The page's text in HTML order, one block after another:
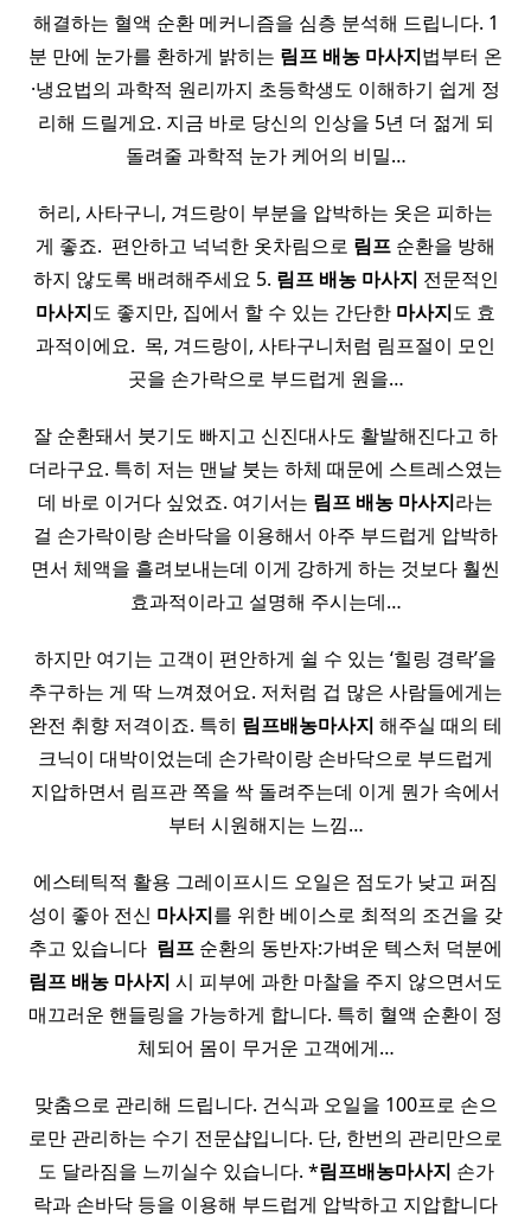
해결하는 혈액 순환 메커니즘을 심층 분석해 드립니다. 1
분 만에 눈가를 환하게 밝히는 림프 배농 마사지법부터 온
·냉요법의 과학적 원리까지 초등학생도 이해하기 쉽게 정
리해 드릴게요. 지금 바로 당신의 인상을 5년 더 젊게 되
돌려줄 과학적 눈가 케어의 비밀…
허리, 사타구니, 겨드랑이 부분을 압박하는 옷은 피하는
게 좋죠. ​ 편안하고 넉넉한 옷차림으로 림프 순환을 방해
하지 않도록 배려해주세요 5. 림프 배농 마사지 전문적인
마사지도 좋지만, 집에서 할 수 있는 간단한 마사지도 효
과적이에요. ​ 목, 겨드랑이, 사타구니처럼 림프절이 모인
곳을 손가락으로 부드럽게 원을…
잘 순환돼서 붓기도 빠지고 신진대사도 활발해진다고 하
더라구요. 특히 저는 맨날 붓는 하체 때문에 스트레스였는
데 바로 이거다 싶었죠. 여기서는 림프 배농 마사지라는
걸 손가락이랑 손바닥을 이용해서 아주 부드럽게 압박하
면서 체액을 흘려보내는데 이게 강하게 하는 것보다 훨씬
효과적이라고 설명해 주시는데…
하지만 여기는 고객이 편안하게 쉴 수 있는 ‘힐링 경락’을
추구하는 게 딱 느껴졌어요. 저처럼 겁 많은 사람들에게는
완전 취향 저격이죠. 특히 림프배농마사지 해주실 때의 테
크닉이 대박이었는데 손가락이랑 손바닥으로 부드럽게
지압하면서 림프관 쪽을 싹 돌려주는데 이게 뭔가 속에서
부터 시원해지는 느낌…
에스테틱적 활용 그레이프시드 오일은 점도가 낮고 퍼짐
성이 좋아 전신 마사지를 위한 베이스로 최적의 조건을 갖
추고 있습니다 ​ 림프 순환의 동반자:가벼운 텍스처 덕분에
림프 배농 마사지 시 피부에 과한 마찰을 주지 않으면서도
매끄러운 핸들링을 가능하게 합니다. 특히 혈액 순환이 정
체되어 몸이 무거운 고객에게…
맞춤으로 관리해 드립니다. 건식과 오일을 100프로 손으
로만 관리하는 수기 전문샵입니다. 단, 한번의 관리만으로
도 달라짐을 느끼실수 있습니다. *림프배농마사지 손가
락과 손바닥 등을 이용해 부드럽게 압박하고 지압합니다